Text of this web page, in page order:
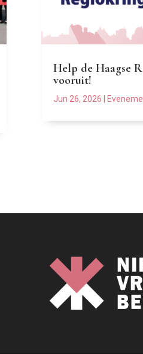
Help de Haagse
vooruit!
Jun 26, 2026